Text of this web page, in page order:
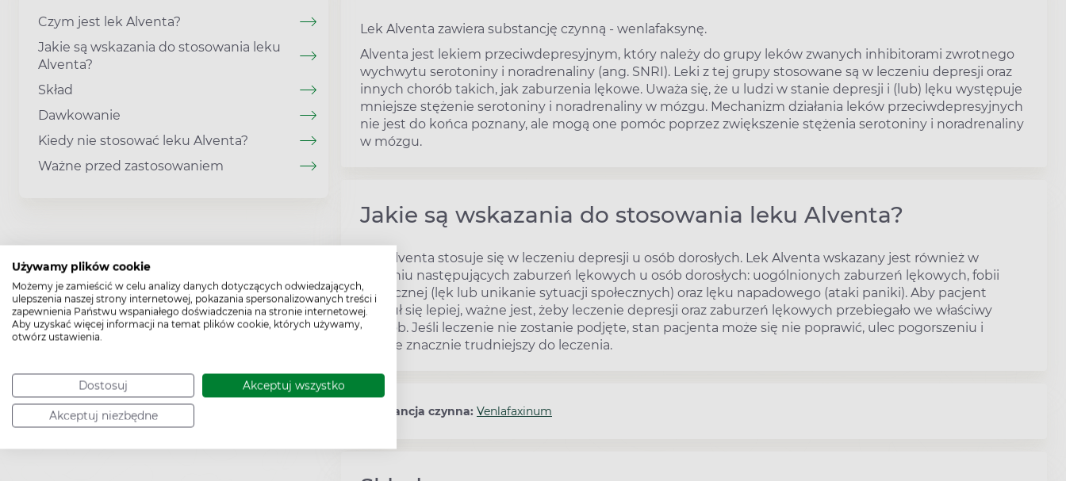
Używamy plików cookie
Możemy je zamieścić w celu analizy danych dotyczących odwiedzających,
ulepszenia naszej strony internetowej, pokazania spersonalizowanych treści i
zapewnienia Państwu wspaniałego doświadczenia na stronie internetowej.
Aby uzyskać więcej informacji na temat plików cookie, których używamy,
otwórz ustawienia.
Dostosuj Akceptuj wszystko
Akceptuj niezbędne
Czym jest lek Alventa?
Jakie są wskazania do stosowania leku
Alventa?
Skład
Dawkowanie
Kiedy nie stosować leku Alventa?
Ważne przed zastosowaniem
Lek Alventa zawiera substancję czynną - wenlafaksynę.
Alventa jest lekiem przeciwdepresyjnym, który należy do grupy leków zwanych inhibitorami zwrotnego
wychwytu serotoniny i noradrenaliny (ang. SNRI). Leki z tej grupy stosowane są w leczeniu depresji oraz
innych chorób takich, jak zaburzenia lękowe. Uważa się, że u ludzi w stanie depresji i (lub) lęku występuje
mniejsze stężenie serotoniny i noradrenaliny w mózgu. Mechanizm działania leków przeciwdepresyjnych
nie jest do końca poznany, ale mogą one pomóc poprzez zwiększenie stężenia serotoniny i noradrenaliny
w mózgu.
Jakie są wskazania do stosowania leku Alventa?
Lek Alventa stosuje się w leczeniu depresji u osób dorosłych. Lek Alventa wskazany jest również w
leczeniu następujących zaburzeń lękowych u osób dorosłych: uogólnionych zaburzeń lękowych, fobii
społecznej (lęk lub unikanie sytuacji społecznych) oraz lęku napadowego (ataki paniki). Aby pacjent
poczuł się lepiej, ważne jest, żeby leczenie depresji oraz zaburzeń lękowych przebiegało we właściwy
sposób. Jeśli leczenie nie zostanie podjęte, stan pacjenta może się nie poprawić, ulec pogorszeniu i
będzie znacznie trudniejszy do leczenia.
Substancja czynna: Venlafaxinum